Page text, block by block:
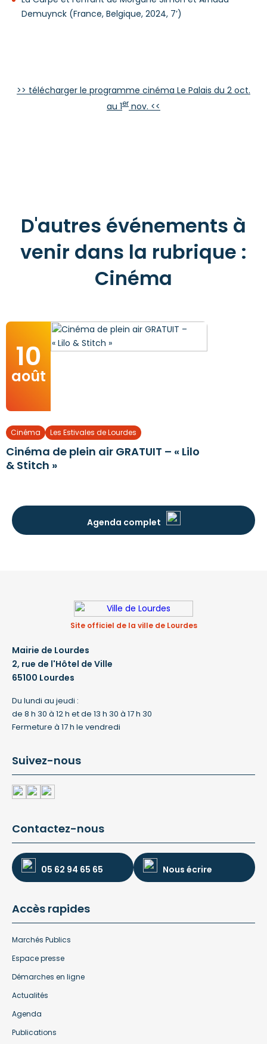
Demuynck (France, Belgique, 2024, 7’)
>> télécharger le programme cinéma Le Palais du 2 oct.
au 1er nov. <<
D'autres événements à
venir dans la rubrique :
Cinéma
10
août
Cinéma Les Estivales de Lourdes
Cinéma de plein air GRATUIT – « Lilo
& Stitch »
Agenda complet
Site officiel de la ville de Lourdes
Mairie de Lourdes
2, rue de l'Hôtel de Ville
65100 Lourdes
Du lundi au jeudi :
de 8 h 30 à 12 h et de 13 h 30 à 17 h 30
Fermeture à 17 h le vendredi
Suivez-nous
Contactez-nous
05 62 94 65 65 Nous écrire
Accès rapides
Marchés Publics
Espace presse
Démarches en ligne
Actualités
Agenda
Publications